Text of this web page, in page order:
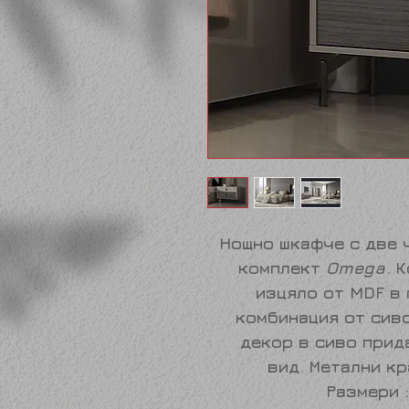
Нощно шкафче с две
комплект Omega.
изцяло от MDF
комбинация от
декор в сиво
вид. Метални
Размери